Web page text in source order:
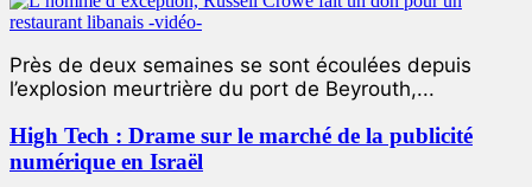
Près de deux semaines se sont écoulées depuis
l’explosion meurtrière du port de Beyrouth,...
High Tech : Drame sur le marché de la publicité
numérique en Israël